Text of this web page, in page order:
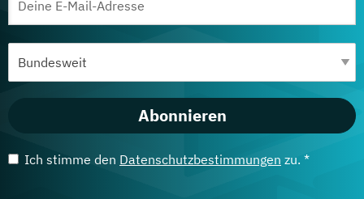
Abonnieren
Ich stimme den Datenschutzbestimmungen zu. *